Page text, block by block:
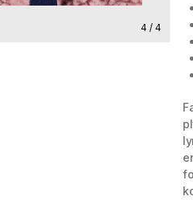
4 / 4